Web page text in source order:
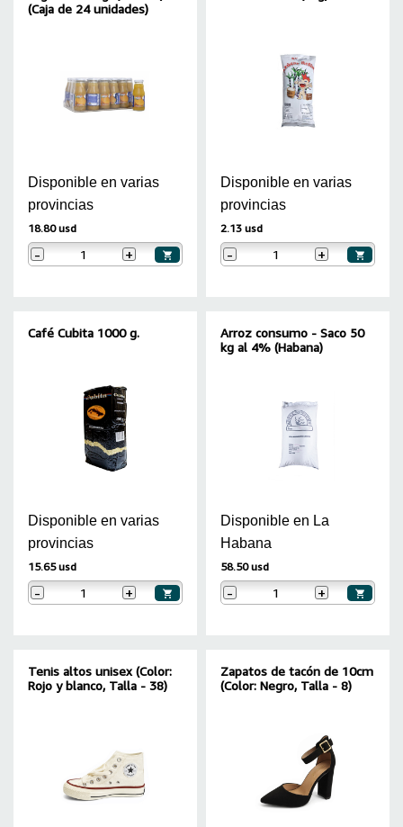
(Caja de 24 unidades)
Disponible en varias
provincias
18.80 usd
- +
Disponible en varias
provincias
2.13 usd
- +
Café Cubita 1000 g.
Disponible en varias
provincias
15.65 usd
- +
Arroz consumo - Saco 50
kg al 4% (Habana)
Disponible en La
Habana
58.50 usd
- +
Tenis altos unisex (Color:
Rojo y blanco, Talla - 38)
Zapatos de tacón de 10cm
(Color: Negro, Talla - 8)